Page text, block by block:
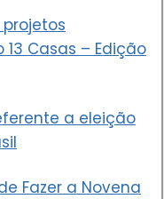
Casas – Edição
a eleição
Fazer a Novena